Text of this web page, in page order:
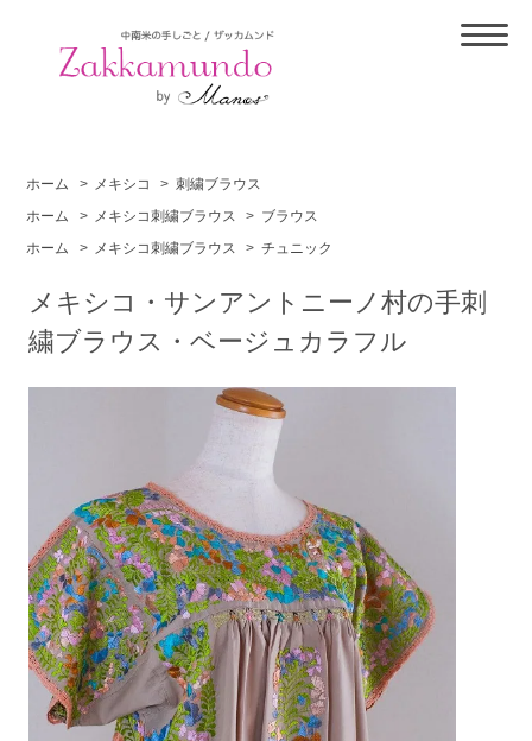
ホーム > メキシコ > 刺繍ブラウス
ホーム
> メキシコ刺繍ブラウス > ブラウス
ホーム
> メキシコ刺繍ブラウス > チュニック
メキシコ・サンアントニーノ村の手刺
繍ブラウス・ベージュカラフル